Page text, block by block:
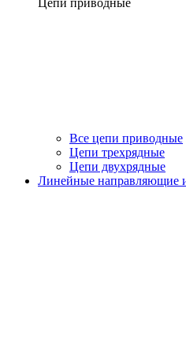
Цепи приводные
Все цепи приводные
Цепи трехрядные
Цепи двухрядные
Линейные направляющие